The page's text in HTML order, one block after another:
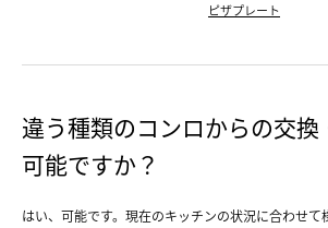
ピザプレート
違う種類のコンロからの交換
可能ですか？
はい、可能です。現在のキッチンの状況に合わせて